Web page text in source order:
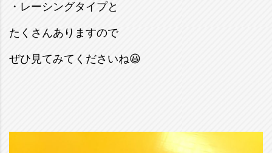
・レーシングタイプと
たくさんありますので
ぜひ見てみてくださいね😃